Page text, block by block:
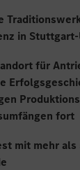
in
für
fort
mit mehr als